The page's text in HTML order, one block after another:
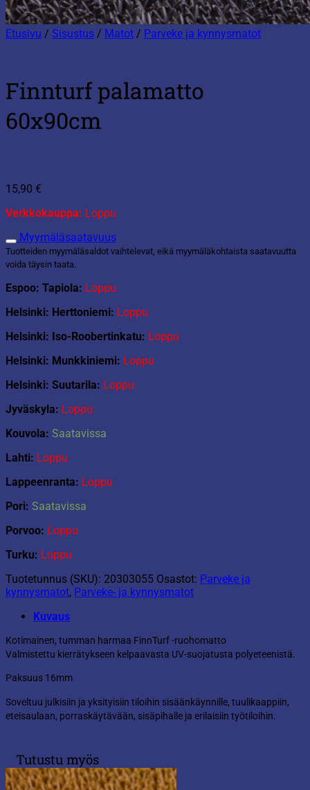
Etusivu / Sisustus / Matot / Parveke ja kynnysmatot
Finnturf palamatto
60x90cm
15,90 €
Verkkokauppa: Loppu
Myymäläsaatavuus
Tuotteiden myymäläsaldot vaihtelevat, eikä myymäläkohtaista saatavuutta
voida täysin taata.
Espoo: Tapiola: Loppu
Helsinki: Herttoniemi: Loppu
Helsinki: Iso-Roobertinkatu: Loppu
Helsinki: Munkkiniemi: Loppu
Helsinki: Suutarila: Loppu
Jyväskyla: Loppu
Kouvola: Saatavissa
Lahti: Loppu
Lappeenranta: Loppu
Pori: Saatavissa
Porvoo: Loppu
Turku: Loppu
Tuotetunnus (SKU): 20303055 Osastot: Parveke ja
kynnysmatot, Parveke- ja kynnysmatot
Kuvaus
Kotimainen, tumman harmaa FinnTurf -ruohomatto
Valmistettu kierrätykseen kelpaavasta UV-suojatusta polyeteenistä.
Paksuus 16mm
Soveltuu julkisiin ja yksityisiin tiloihin sisäänkäynnille, tuulikaappiin,
eteisaulaan, porraskäytävään, sisäpihalle ja erilaisiin työtiloihin.
Tutustu myös